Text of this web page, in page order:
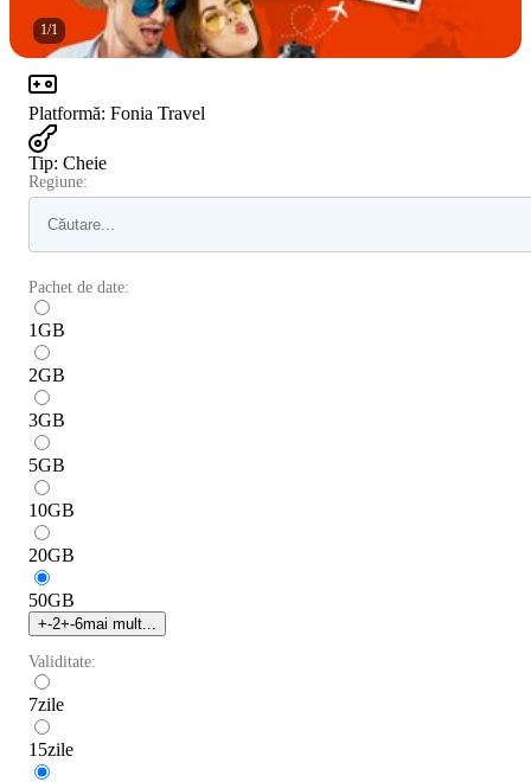
1/1
Platformă: Fonia Travel
Tip: Cheie
Regiune:
Pachet de date:
1GB
2GB
3GB
5GB
10GB
20GB
50GB
+-2+-6mai mult...
Validitate:
7zile
15zile